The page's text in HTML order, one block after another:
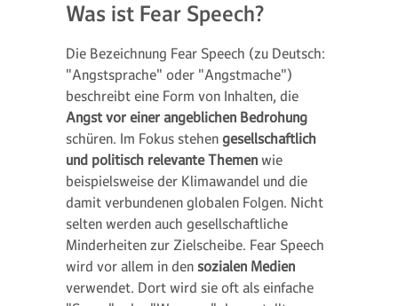
Was ist Fear Speech?
Die Bezeichnung Fear Speech (zu Deutsch:
"Angstsprache" oder "Angstmache")
beschreibt eine Form von Inhalten, die
Angst vor einer angeblichen Bedrohung
schüren. Im Fokus stehen gesellschaftlich
und politisch relevante Themen wie
beispielsweise der Klimawandel und die
damit verbundenen globalen Folgen. Nicht
selten werden auch gesellschaftliche
Minderheiten zur Zielscheibe. Fear Speech
wird vor allem in den sozialen Medien
verwendet. Dort wird sie oft als einfache